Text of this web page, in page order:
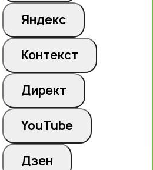
Яндекс
Контекст
Директ
YouTube
Дзен